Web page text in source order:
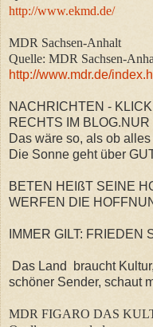
http://www.ekmd.de/
MDR Sachsen-Anhalt
Quelle: MDR Sachsen-
http://www.mdr.de/
NACHRICHTEN -
RECHTS IM
Das wäre so, als ob
Die Sonne geht über
BETEN HEIßT SEINE
WERFEN DIE
IMMER GILT: FRIEDEN
Das Land braucht
schöner Sender, schaut
MDR FIGARO DAS